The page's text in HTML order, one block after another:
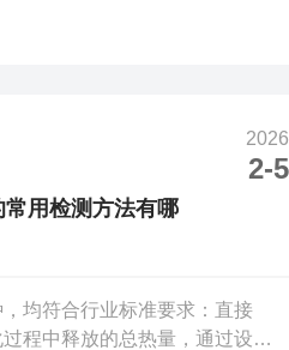
动对测试结果的干扰，使不同
湿精度±5%RH，满足23±2℃、2026
2-5
用检测方法有哪
均符合行业标准要求：直接
程中释放的总热量，通过设备